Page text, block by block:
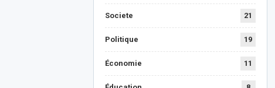
Societe 21
Politique 19
Économie 11